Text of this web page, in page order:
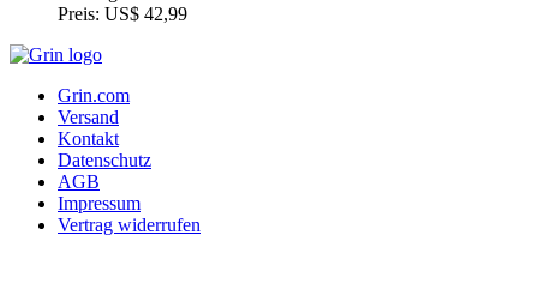
Preis: US$ 42,99
Grin.com
Versand
Kontakt
Datenschutz
AGB
Impressum
Vertrag widerrufen